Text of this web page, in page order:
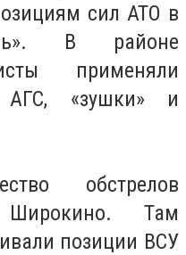
сил АТО в
В районе
применяли
«зушки» и
обстрелов
Там
позиции ВСУ